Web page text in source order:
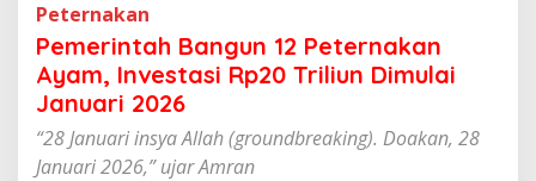
e
r
n
a
h
Peternakan
Pemerintah Bangun 12 Peternakan
Ayam, Investasi Rp20 Triliun Dimulai
Januari 2026
“28 Januari insya Allah (groundbreaking). Doakan, 28
Januari 2026,” ujar Amran